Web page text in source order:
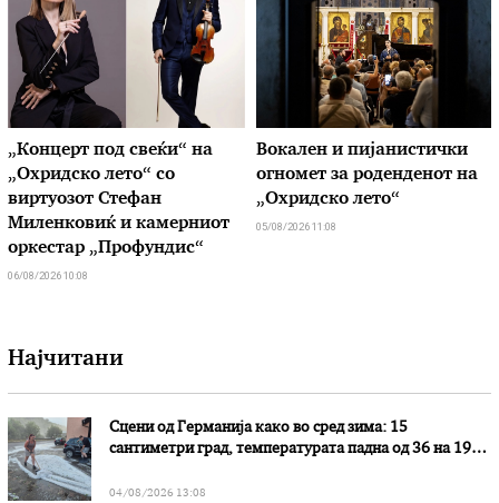
„Концерт под свеќи“ на
„Охридско лето“ со
виртуозот Стефан
Миленковиќ и камерниот
оркестар „Профундис“
06/08/2026 10:08
Вокален и пијанистички
огномет за роденденот на
„Охридско лето“
05/08/2026 11:08
Најчитани
Сцени од Германија како во сред зима: 15
сантиметри град, температурата падна од 36 на 19
04/08/2026 13:08